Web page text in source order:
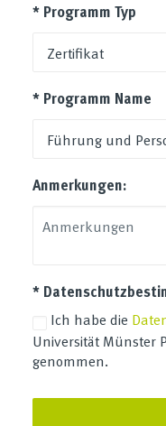
* Programm Typ
* Programm Name
Anmerkungen:
*
Ich habe die
Universität Münster
genommen.